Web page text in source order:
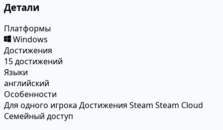
Детали
Платформы
Windows
Достижения
15 достижений
Языки
английский
Особенности
Для одного игрока Достижения Steam Steam Cloud
Семейный доступ